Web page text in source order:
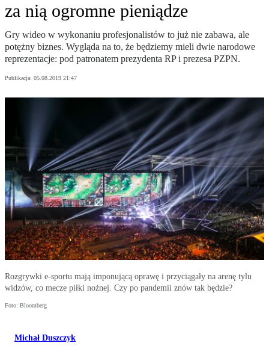
za nią ogromne pieniądze
Gry wideo w wykonaniu profesjonalistów to już nie zabawa, ale
potężny biznes. Wygląda na to, że będziemy mieli dwie narodowe
reprezentacje: pod patronatem prezydenta RP i prezesa PZPN.
Publikacja: 05.08.2019 21:47
Rozgrywki e-sportu mają imponującą oprawę i przyciągały na arenę tylu
widzów, co mecze piłki nożnej. Czy po pandemii znów tak będzie?
Foto: Bloomberg
Michał Duszczyk